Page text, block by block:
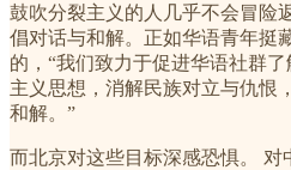
鼓吹分裂主义的人几乎不会冒险
倡对话与和解。正如华语青年挺
的，“我们致力于促进华语社群
主义思想，消解民族对立与仇恨
和解。”
而北京对这些目标深感恐惧。
对